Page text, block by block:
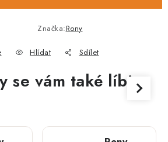
Značka:Rony
Hlídat Sdílet
se vám také líbit